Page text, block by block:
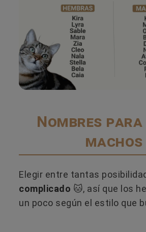
Nombres
machos
Elegir entre tantas
complicado 🐱, así que los
un poco según el estilo que